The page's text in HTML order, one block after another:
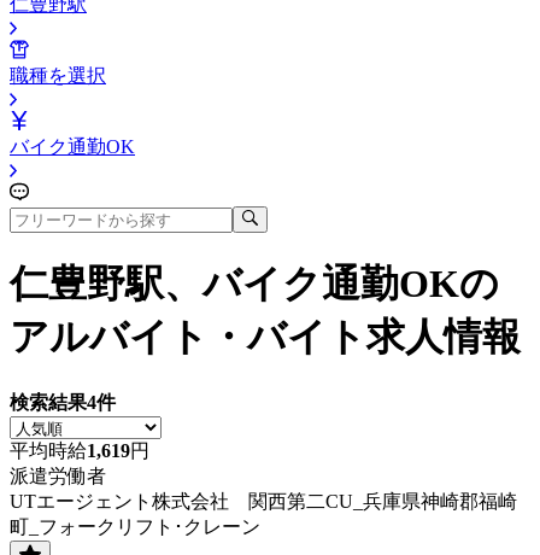
職種を選択
バイク通勤OK
仁豊野駅、バイク通勤OKの
アルバイト・バイト求人情報
検索結果4件
平均時給1,619円
派遣労働者
UTエージェント株式会社 関西第二CU_兵庫県神崎郡福崎
町_フォークリフト･クレーン